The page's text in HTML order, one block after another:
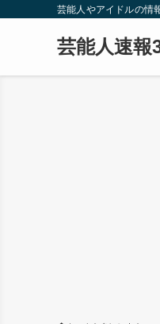
芸能人やアイドルの情
芸能人速報